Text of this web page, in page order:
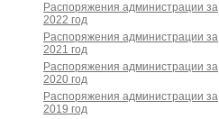
Распоряжения администрации за
2022 год
Распоряжения администрации за
2021 год
Распоряжения администрации за
2020 год
Распоряжения администрации за
2019 год